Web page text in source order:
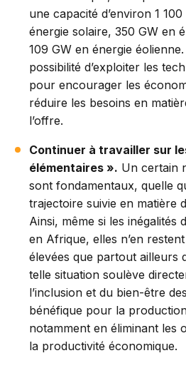
une capacité d’environ 1
énergie solaire, 350 GW en
109 GW en énergie
possibilité d’exploiter les
pour encourager les
réduire les besoins en
l’offre.
Continuer à travailler sur
élémentaires ». Un certain
sont fondamentaux, quelle
trajectoire suivie en matière
Ainsi, même si les inégalités
en Afrique, elles n’en
élevées que partout ailleurs
telle situation soulève
l’inclusion et du bien-être
bénéfique pour la
notamment en éliminant les
la productivité économique.